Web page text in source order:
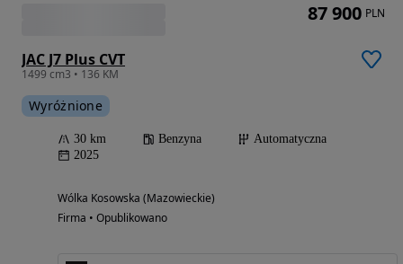
JAC J7 Plus CVT
1499 cm3 • 136 KM
Wyróżnione
30 km Benzyna
Automatyczna
2025
Wólka Kosowska (Mazowieckie)
Firma • Opublikowano
87 900 PLN